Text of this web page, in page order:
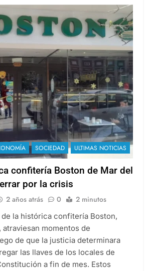
SOCIEDAD ULTIMAS NOTICIAS
confitería Boston de Mar del
por la crisis
2 años atrás 0 2 minutos
la histórica confitería Boston,
atraviesan momentos de
de que la justicia determinara
las llaves de los locales de
a fin de mes. Estos